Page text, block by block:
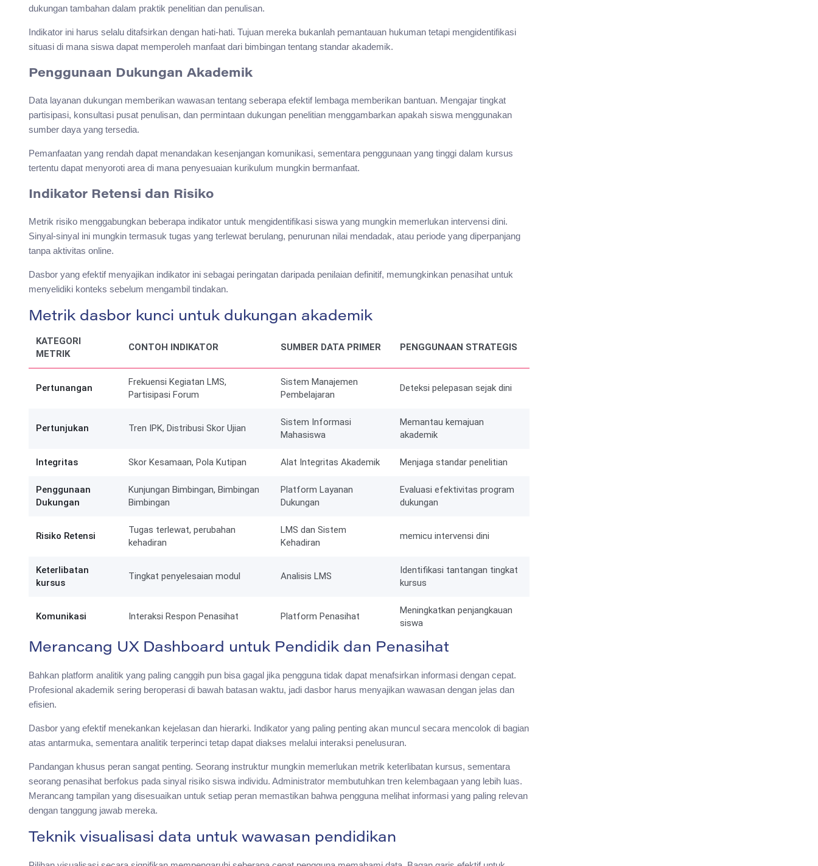
dukungan tambahan dalam praktik penelitian dan penulisan.
Indikator ini harus selalu ditafsirkan dengan hati-hati. Tujuan mereka bukanlah pemantauan hukuman tetapi mengidentifikasi
situasi di mana siswa dapat memperoleh manfaat dari bimbingan tentang standar akademik.
Penggunaan Dukungan Akademik
Data layanan dukungan memberikan wawasan tentang seberapa efektif lembaga memberikan bantuan. Mengajar tingkat
partisipasi, konsultasi pusat penulisan, dan permintaan dukungan penelitian menggambarkan apakah siswa menggunakan
sumber daya yang tersedia.
Pemanfaatan yang rendah dapat menandakan kesenjangan komunikasi, sementara penggunaan yang tinggi dalam kursus
tertentu dapat menyoroti area di mana penyesuaian kurikulum mungkin bermanfaat.
Indikator Retensi dan Risiko
Metrik risiko menggabungkan beberapa indikator untuk mengidentifikasi siswa yang mungkin memerlukan intervensi dini.
Sinyal-sinyal ini mungkin termasuk tugas yang terlewat berulang, penurunan nilai mendadak, atau periode yang diperpanjang
tanpa aktivitas online.
Dasbor yang efektif menyajikan indikator ini sebagai peringatan daripada penilaian definitif, memungkinkan penasihat untuk
menyelidiki konteks sebelum mengambil tindakan.
Metrik dasbor kunci untuk dukungan akademik
KATEGORI
METRIK
CONTOH INDIKATOR SUMBER DATA PRIMER PENGGUNAAN STRATEGIS
Pertunangan
Frekuensi Kegiatan LMS,
Partisipasi Forum
Sistem Manajemen
Pembelajaran
Deteksi pelepasan sejak dini
Pertunjukan Tren IPK, Distribusi Skor Ujian
Sistem Informasi
Mahasiswa
Memantau kemajuan
akademik
Integritas Skor Kesamaan, Pola Kutipan Alat Integritas Akademik Menjaga standar penelitian
Penggunaan
Dukungan
Kunjungan Bimbingan, Bimbingan
Bimbingan
Platform Layanan
Dukungan
Evaluasi efektivitas program
dukungan
Risiko Retensi
Tugas terlewat, perubahan
kehadiran
LMS dan Sistem
Kehadiran
memicu intervensi dini
Keterlibatan
kursus
Tingkat penyelesaian modul Analisis LMS
Identifikasi tantangan tingkat
kursus
Komunikasi Interaksi Respon Penasihat Platform Penasihat
Meningkatkan penjangkauan
siswa
Merancang UX Dashboard untuk Pendidik dan Penasihat
Bahkan platform analitik yang paling canggih pun bisa gagal jika pengguna tidak dapat menafsirkan informasi dengan cepat.
Profesional akademik sering beroperasi di bawah batasan waktu, jadi dasbor harus menyajikan wawasan dengan jelas dan
efisien.
Dasbor yang efektif menekankan kejelasan dan hierarki. Indikator yang paling penting akan muncul secara mencolok di bagian
atas antarmuka, sementara analitik terperinci tetap dapat diakses melalui interaksi penelusuran.
Pandangan khusus peran sangat penting. Seorang instruktur mungkin memerlukan metrik keterlibatan kursus, sementara
seorang penasihat berfokus pada sinyal risiko siswa individu. Administrator membutuhkan tren kelembagaan yang lebih luas.
Merancang tampilan yang disesuaikan untuk setiap peran memastikan bahwa pengguna melihat informasi yang paling relevan
dengan tanggung jawab mereka.
Teknik visualisasi data untuk wawasan pendidikan